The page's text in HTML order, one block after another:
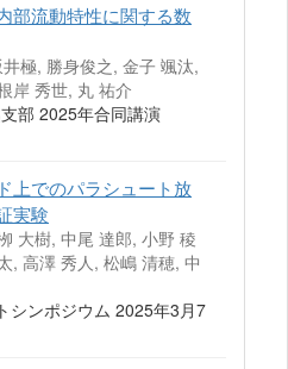
部流動特性に関する数
極, 勝身俊之, 金子 颯汰,
岸 秀世, 丸 祐介
部 2025年合同講演
上でのパラシュート放
実験
大樹, 中尾 達郎, 小野 稜
, 高澤 秀人, 松嶋 清穂, 中
シンポジウム 2025年3月7